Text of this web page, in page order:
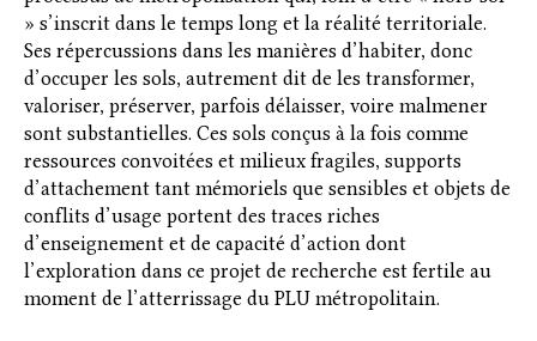
» s’inscrit dans le temps long et la réalité territoriale.
Ses répercussions dans les manières d’habiter, donc
d’occuper les sols, autrement dit de les transformer,
valoriser, préserver, parfois délaisser, voire malmener
sont substantielles. Ces sols conçus à la fois comme
ressources convoitées et milieux fragiles, supports
d’attachement tant mémoriels que sensibles et objets de
conflits d’usage portent des traces riches
d’enseignement et de capacité d’action dont
l’exploration dans ce projet de recherche est fertile au
moment de l’atterrissage du PLU métropolitain.